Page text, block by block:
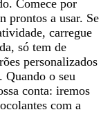
Comece por
prontos a usar. Se
carregue
só tem de
personalizados
Quando o seu
conta: iremos
com a